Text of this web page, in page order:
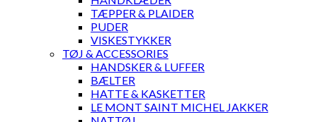
TÆPPER & PLAIDER
PUDER
VISKESTYKKER
TØJ & ACCESSORIES
HANDSKER & LUFFER
BÆLTER
HATTE & KASKETTER
LE MONT SAINT MICHEL JAKKER